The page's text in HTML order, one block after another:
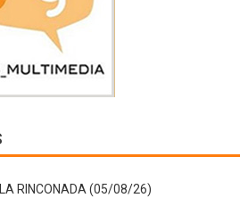
LA RINCONADA (05/08/26)